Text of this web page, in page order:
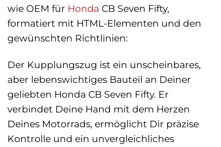
wie OEM für Honda CB Seven Fifty,
formatiert mit HTML-Elementen und den
gewünschten Richtlinien:
Der Kupplungszug ist ein unscheinbares,
aber lebenswichtiges Bauteil an Deiner
geliebten Honda CB Seven Fifty. Er
verbindet Deine Hand mit dem Herzen
Deines Motorrads, ermöglicht Dir präzise
Kontrolle und ein unvergleichliches